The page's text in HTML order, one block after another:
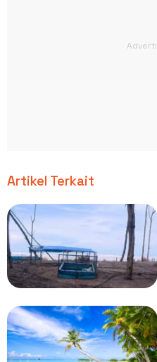
Artikel Terkait